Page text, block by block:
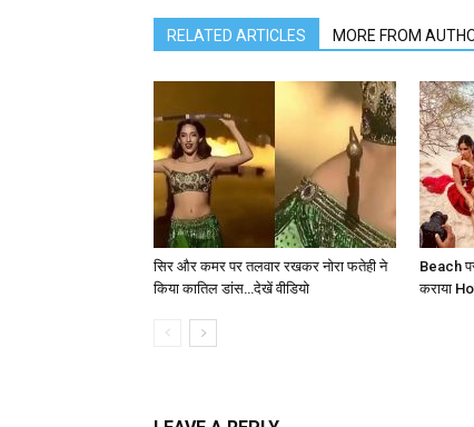
RELATED ARTICLES MORE FROM
सिर और कमर पर तलवार रखकर नोरा फतेही ने
किया कातिल डांस…देखें वीडियो
Beach
कराया